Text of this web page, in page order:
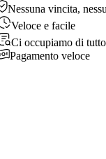
Nessuna vincita,
Veloce e facile
Ci occupiamo di tutto
Pagamento veloce